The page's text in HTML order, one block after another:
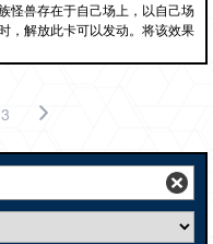
怪兽存在于自己场上，以自己场
，解放此卡可以发动。将该效果
3